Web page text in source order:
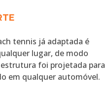
tennis já adaptada é
lugar, de modo
foi projetada para
em qualquer automóvel.